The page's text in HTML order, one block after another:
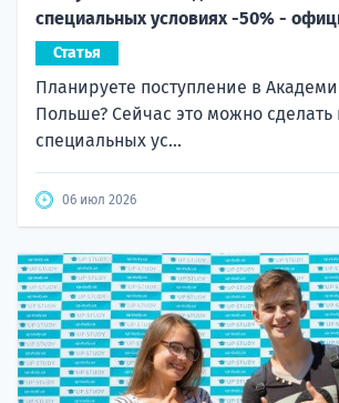
специальных условиях -50% -
Статья
Планируете поступление в
Польше? Сейчас это можно сделать
специальных ус...
06 июл 2026